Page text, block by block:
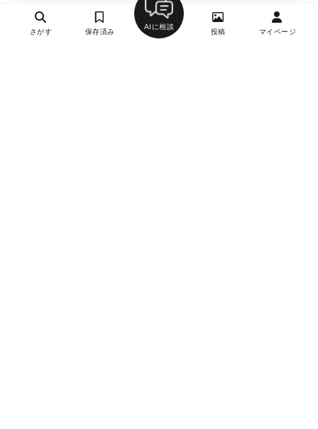
さがす 保存済み
AIに相談
投稿 マイページ